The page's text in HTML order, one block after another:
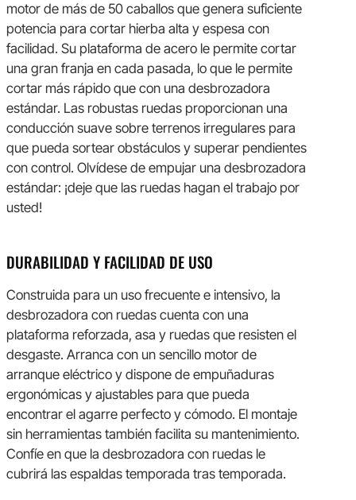
motor de más de 50 caballos que genera suficiente
potencia para cortar hierba alta y espesa con
facilidad. Su plataforma de acero le permite cortar
una gran franja en cada pasada, lo que le permite
cortar más rápido que con una desbrozadora
estándar. Las robustas ruedas proporcionan una
conducción suave sobre terrenos irregulares para
que pueda sortear obstáculos y superar pendientes
con control. Olvídese de empujar una desbrozadora
estándar: ¡deje que las ruedas hagan el trabajo por
usted!
DURABILIDAD Y FACILIDAD DE USO
Construida para un uso frecuente e intensivo, la
desbrozadora con ruedas cuenta con una
plataforma reforzada, asa y ruedas que resisten el
desgaste. Arranca con un sencillo motor de
arranque eléctrico y dispone de empuñaduras
ergonómicas y ajustables para que pueda
encontrar el agarre perfecto y cómodo. El montaje
sin herramientas también facilita su mantenimiento.
Confíe en que la desbrozadora con ruedas le
cubrirá las espaldas temporada tras temporada.